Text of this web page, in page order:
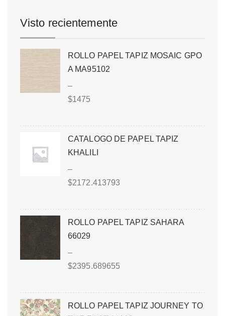
Visto recientemente
ROLLO PAPEL TAPIZ MOSAIC GPO
A MA95102
–
$1475
CATALOGO DE PAPEL TAPIZ
KHALILI
–
$2172.413793
ROLLO PAPEL TAPIZ SAHARA
66029
–
$2395.689655
ROLLO PAPEL TAPIZ JOURNEY TO